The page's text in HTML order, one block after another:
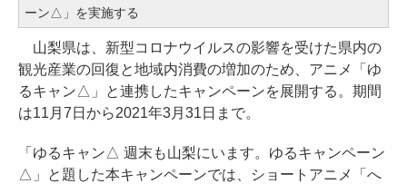
ーン△」を実施する
山梨県は、新型コロナウイルスの影響を受けた県内の
観光産業の回復と地域内消費の増加のため、アニメ「ゆ
るキャン△」と連携したキャンペーンを展開する。期間
は11月7日から2021年3月31日まで。
「ゆるキャン△ 週末も山梨にいます。ゆるキャンペーン
△」と題した本キャンペーンでは、ショートアニメ「へ